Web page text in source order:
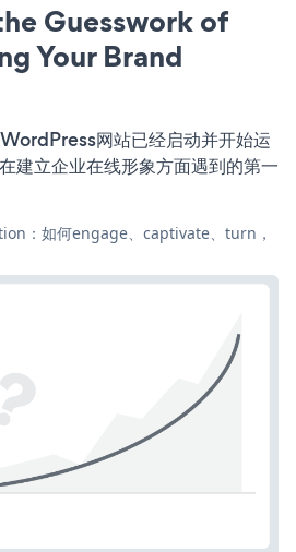
Guesswork of
Your Brand
网站已经启动并开始运
建立企业在线形象方面遇到的第一
：如何engage、captivate、turn，